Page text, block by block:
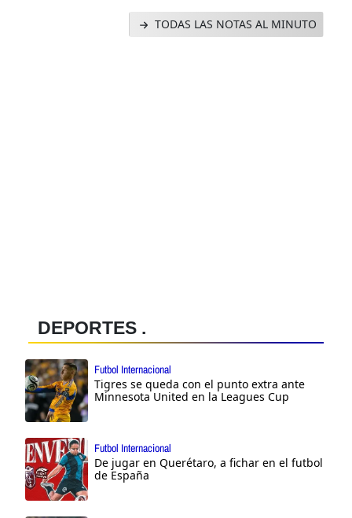
TODAS LAS NOTAS AL MINUTO
DEPORTES .
Futbol Internacional
Tigres se queda con el punto extra ante
Minnesota United en la Leagues Cup
Futbol Internacional
De jugar en Querétaro, a fichar en el futbol
de España